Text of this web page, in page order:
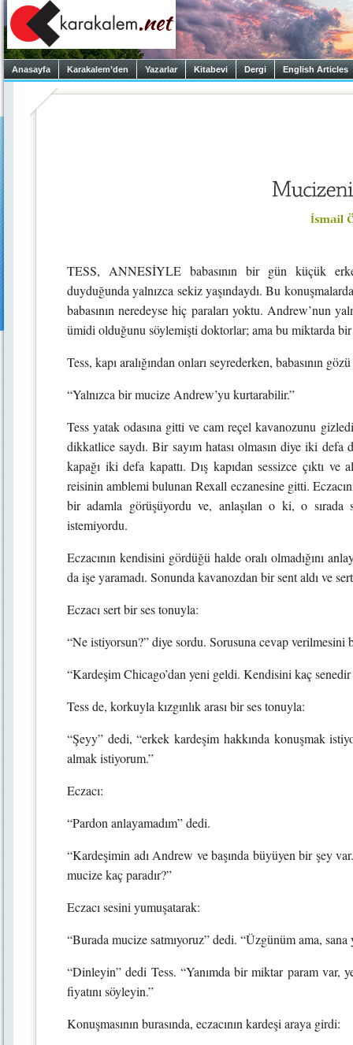
Anasayfa Karakalem’den Yazarlar Kitabevi Dergi English Articles
TESS, ANNESİYLE babasının bir gün küçük
duyduğunda yalnızca sekiz yaşındaydı. Bu
babasının neredeyse hiç paraları yoktu. Andrew’nun
ümidi olduğunu söylemişti doktorlar; ama bu miktarda
Tess, kapı aralığından onları seyrederken, babasının
“Yalnızca bir mucize Andrew’yu kurtarabilir.”
Tess yatak odasına gitti ve cam reçel kavanozunu
dikkatlice saydı. Bir sayım hatası olmasın diye iki defa
kapağı iki defa kapattı. Dış kapıdan sessizce çıktı
reisinin amblemi bulunan Rexall eczanesine gitti.
bir adamla görüşüyordu ve, anlaşılan o ki, o sırada
istemiyordu.
Eczacının kendisini gördüğü halde oralı olmadığını
da işe yaramadı. Sonunda kavanozdan bir sent aldı ve
Eczacı sert bir ses tonuyla:
“Ne istiyorsun?” diye sordu. Sorusuna cevap verilmesini
“Kardeşim Chicago’dan yeni geldi. Kendisini kaç
Tess de, korkuyla kızgınlık arası bir ses tonuyla:
“Şeyy” dedi, “erkek kardeşim hakkında konuşmak
almak istiyorum.”
Eczacı:
“Pardon anlayamadım” dedi.
“Kardeşimin adı Andrew ve başında büyüyen bir şey
mucize kaç paradır?”
Eczacı sesini yumuşatarak:
“Burada mucize satmıyoruz” dedi. “Üzgünüm ama, sana
“Dinleyin” dedi Tess. “Yanımda bir miktar param var,
fiyatını söyleyin.”
Konuşmasının burasında, eczacının kardeşi araya girdi: